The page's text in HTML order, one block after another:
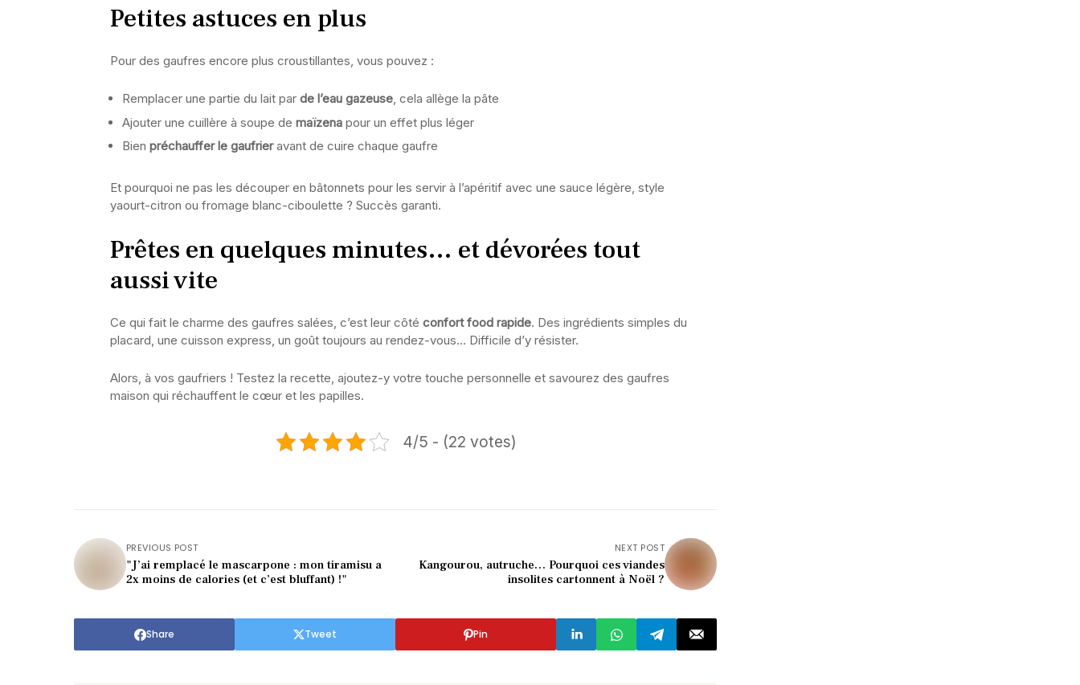
Petites astuces en plus
Pour des gaufres encore plus croustillantes, vous pouvez :
Remplacer une partie du lait par de l’eau gazeuse, cela allège la pâte
Ajouter une cuillère à soupe de maïzena pour un effet plus léger
Bien préchauffer le gaufrieravant de cuire chaque gaufre
Et pourquoi ne pas les découper en bâtonnets pour les servir à l’apéritif avec une sauce légère, style
yaourt-citron ou fromage blanc-ciboulette ? Succès garanti.
Prêtes en quelques minutes… et dévorées tout
aussi vite
Ce qui fait le charme des gaufres salées, c’est leur côté confort food rapide. Des ingrédients simples du
placard, une cuisson express, un goût toujours au rendez-vous… Difficile d’y résister.
Alors, à vos gaufriers ! Testez la recette, ajoutez-y votre touche personnelle et savourez des gaufres
maison qui réchauffent le cœur et les papilles.
4/5 - (22 votes)
PREVIOUS POST
"J’ai remplacé le mascarpone : mon tiramisu a
2x moins de calories (et c’est bluffant) !"
NEXT POST
Kangourou, autruche… Pourquoi ces viandes
insolites cartonnent à Noël ?
Share Tweet Pin